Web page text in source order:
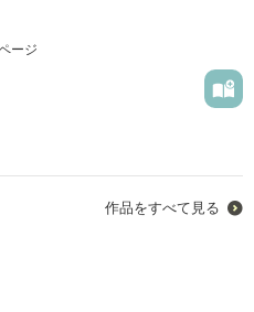
ら 嬉しいです
ージ
作品をすべて見る